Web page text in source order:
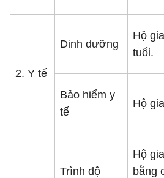
2. Y tế
Dinh dưỡng
Hộ
tuổi.
Bảo hiểm y
tế
Hộ
Trình độ
Hộ
bằng